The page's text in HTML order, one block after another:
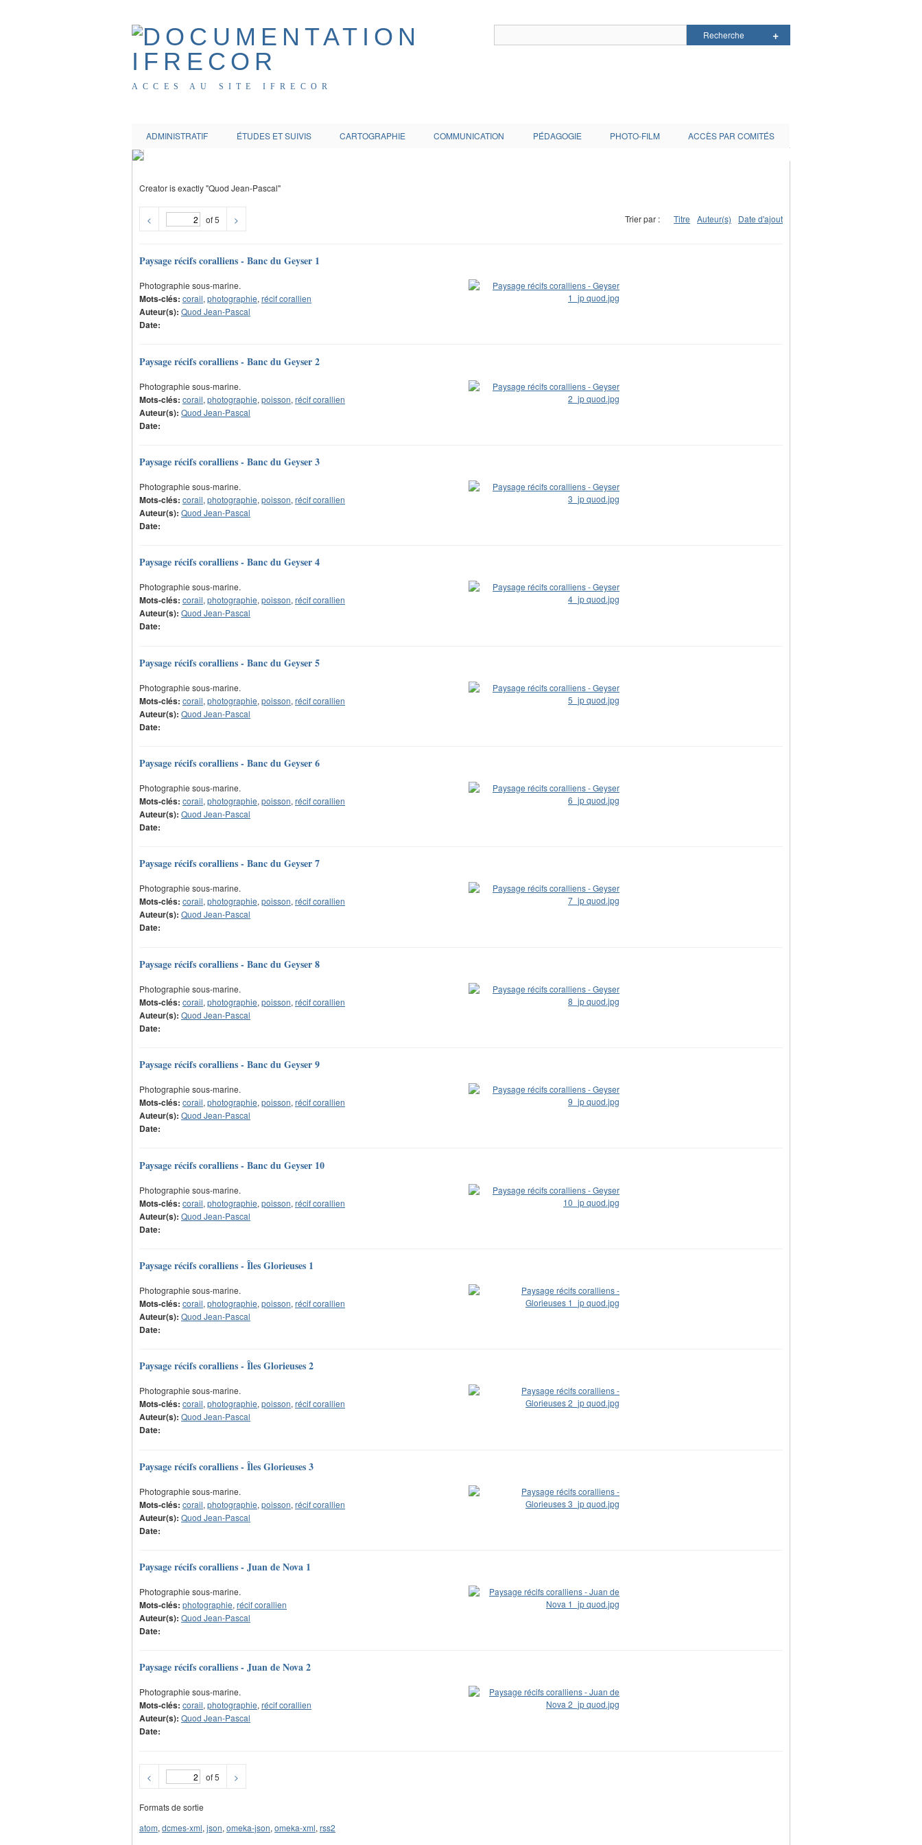
ACCES AU SITE IFRECOR
ADMINISTRATIF ÉTUDES ET SUIVIS CARTOGRAPHIE COMMUNICATION PÉDAGOGIE PHOTO-FILM ACCÈS PAR COMITÉS
Creator is exactly "Quod Jean-Pascal"
< of 5 > Trier par : Titre Auteur(s) Date d'ajout
Paysage récifs coralliens - Banc du Geyser 1
Photographie sous-marine.
Mots-clés: corail, photographie, récif corallien
Auteur(s): Quod Jean-Pascal
Date:
Paysage récifs coralliens - Banc du Geyser 2
Photographie sous-marine.
Mots-clés: corail, photographie, poisson, récif corallien
Auteur(s): Quod Jean-Pascal
Date:
Paysage récifs coralliens - Banc du Geyser 3
Photographie sous-marine.
Mots-clés: corail, photographie, poisson, récif corallien
Auteur(s): Quod Jean-Pascal
Date:
Paysage récifs coralliens - Banc du Geyser 4
Photographie sous-marine.
Mots-clés: corail, photographie, poisson, récif corallien
Auteur(s): Quod Jean-Pascal
Date:
Paysage récifs coralliens - Banc du Geyser 5
Photographie sous-marine.
Mots-clés: corail, photographie, poisson, récif corallien
Auteur(s): Quod Jean-Pascal
Date:
Paysage récifs coralliens - Banc du Geyser 6
Photographie sous-marine.
Mots-clés: corail, photographie, poisson, récif corallien
Auteur(s): Quod Jean-Pascal
Date:
Paysage récifs coralliens - Banc du Geyser 7
Photographie sous-marine.
Mots-clés: corail,photographie,poisson,récif corallien
Auteur(s): Quod Jean-Pascal
Date:
Paysage récifs coralliens - Banc du Geyser 8
Photographie sous-marine.
Mots-clés: corail, photographie, poisson, récif corallien
Auteur(s): Quod Jean-Pascal
Date:
Paysage récifs coralliens - Banc du Geyser 9
Photographie sous-marine.
Mots-clés: corail, photographie, poisson, récif corallien
Auteur(s): Quod Jean-Pascal
Date:
Paysage récifs coralliens - Banc du Geyser 10
Photographie sous-marine.
Mots-clés: corail, photographie, poisson, récif corallien
Auteur(s): Quod Jean-Pascal
Date:
Paysage récifs coralliens - Îles Glorieuses 1
Photographie sous-marine.
Mots-clés: corail, photographie, poisson, récif corallien
Auteur(s): Quod Jean-Pascal
Date:
Paysage récifs coralliens - Îles Glorieuses 2
Photographie sous-marine.
Mots-clés: corail, photographie, poisson, récif corallien
Auteur(s): Quod Jean-Pascal
Date:
Paysage récifs coralliens - Îles Glorieuses 3
Photographie sous-marine.
Mots-clés: corail, photographie, poisson, récif corallien
Auteur(s): Quod Jean-Pascal
Date:
Paysage récifs coralliens - Juan de Nova 1
Photographie sous-marine.
Mots-clés: photographie, récif corallien
Auteur(s): Quod Jean-Pascal
Date:
Paysage récifs coralliens - Juan de Nova 2
Photographie sous-marine.
Mots-clés: corail,photographie,récif corallien
Auteur(s): Quod Jean-Pascal
Date:
< of 5 >
Formats de sortie
atom, dcmes-xml, json, omeka-json, omeka-xml, rss2